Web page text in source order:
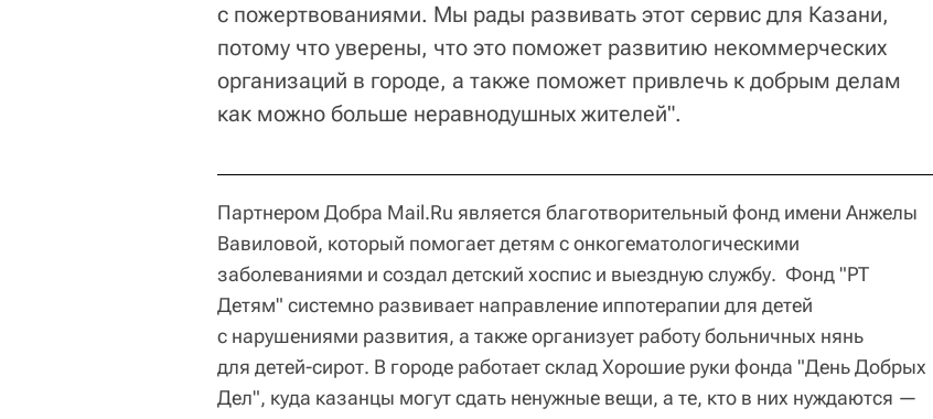
с пожертвованиями. Мы рады развивать этот сервис для Казани,
потому что уверены, что это поможет развитию некоммерческих
организаций в городе, а также поможет привлечь к добрым делам
как можно больше неравнодушных жителей".
Партнером Добра Mail.Ru является благотворительный фонд имени Анжелы
Вавиловой, который помогает детям с онкогематологическими
заболеваниями и создал детский хоспис и выездную службу. Фонд "РТ
Детям" системно развивает направление иппотерапии для детей
с нарушениями развития, а также организует работу больничных нянь
для детей-сирот. В городе работает склад Хорошие руки фонда "День Добрых
Дел", куда казанцы могут сдать ненужные вещи, а те, кто в них нуждаются —